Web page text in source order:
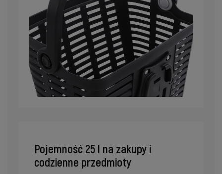
Pojemność 25 l na zakupy i
codzienne przedmioty